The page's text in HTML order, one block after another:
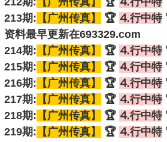
213期: 【广州传真】 🏆 ⒋行中特
资料最早更新在693329.com
214期: 【广州传真】 🏆 ⒋行中特
215期: 【广州传真】 🏆 ⒋行中特
216期: 【广州传真】 🏆 ⒋行中特
217期: 【广州传真】 🏆 ⒋行中特
218期: 【广州传真】 🏆 ⒋行中特
219期: 【广州传真】 🏆 ⒋行中特